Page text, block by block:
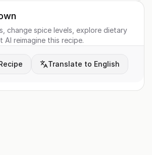
change spice levels, explore dietary
AI reimagine this recipe.
Translate to English